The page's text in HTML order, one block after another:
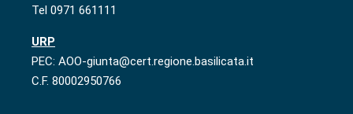
Tel 0971 661111
URP
PEC: AOO-giunta@cert.regione.basilicata.it
C.F. 80002950766